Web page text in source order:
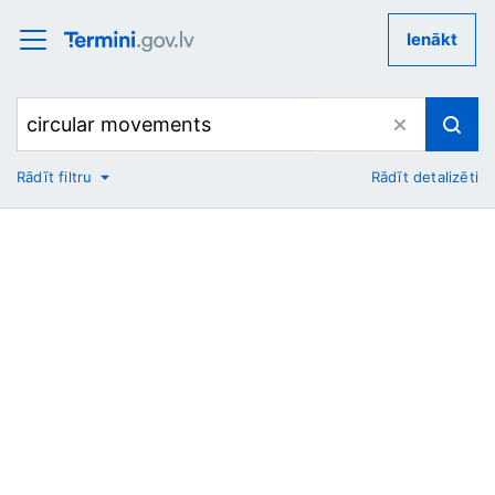
Ienākt
No
Rādīt filtru Rādīt detalizēti